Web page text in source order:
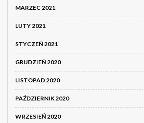
MARZEC 2021
LUTY 2021
STYCZEŃ 2021
GRUDZIEŃ 2020
LISTOPAD 2020
PAŹDZIERNIK 2020
WRZESIEŃ 2020